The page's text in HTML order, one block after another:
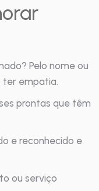
Pelo nome ou
ter empatia.
prontas que têm
e reconhecido e
ou serviço